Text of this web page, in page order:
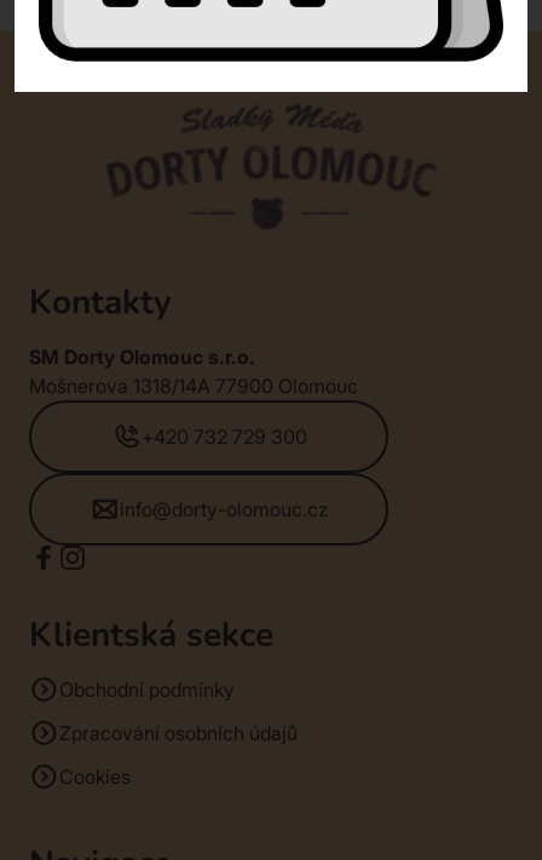
Kontakty
SM Dorty Olomouc s.r.o.
Mošnerova 1318/14A 77900 Olomouc
+420 732 729 300
info@dorty-olomouc.cz
Klientská sekce
Obchodní podmínky
Zpracování osobních údajů
Cookies